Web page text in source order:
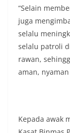
akan
awal
“Selain
juga
selalu
selalu patroli
rawan,
aman,
Kepada awak